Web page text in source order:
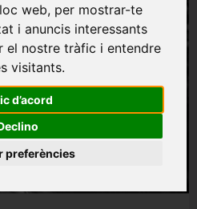
web, per mostrar-te
i anuncis interessants
el nostre tràfic i entendre
visitants.
d’acord
preferències